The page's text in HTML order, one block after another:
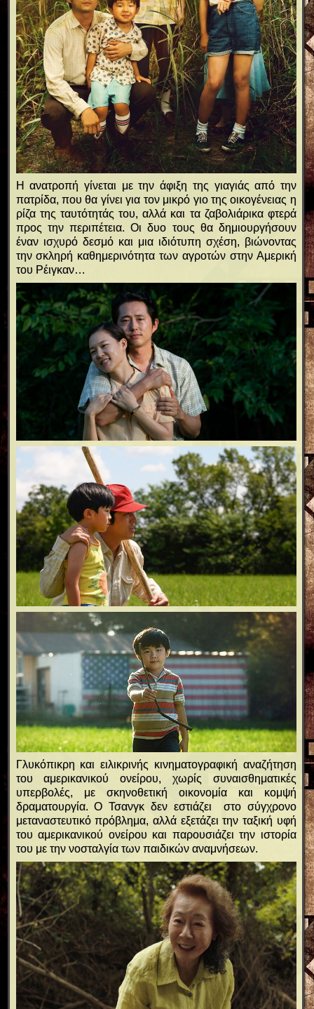
Η ανατροπή γίνεται με την άφιξη της γιαγιάς από την
πατρίδα, που θα γίνει για τον μικρό γιο της οικογένειας η
ρίζα της ταυτότητάς του, αλλά και τα ζαβολιάρικα φτερά
προς την περιπέτεια. Οι δυο τους θα δημιουργήσουν
έναν ισχυρό δεσμό και μια ιδιότυπη σχέση, βιώνοντας
την σκληρή καθημερινότητα των αγροτών στην Αμερική
του Ρέιγκαν…
Γλυκόπικρη και ειλικρινής κινηματογραφική αναζήτηση
του αμερικανικού ονείρου, χωρίς συναισθηματικές
υπερβολές, με σκηνοθετική οικονομία και κομψή
δραματουργία. Ο Τσανγκ δεν εστιάζει στο σύγχρονο
μεταναστευτικό πρόβλημα, αλλά εξετάζει την ταξική υφή
του αμερικανικού ονείρου και παρουσιάζει την ιστορία
του με την νοσταλγία των παιδικών αναμνήσεων.